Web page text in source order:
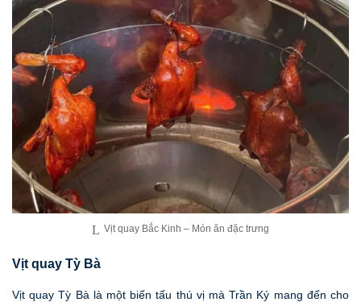
Vịt quay Bắc Kinh – Món ăn đặc trưng
Vịt quay Tỳ Bà
Vịt quay Tỳ Bà là một biến tấu thú vị mà Trần Ký mang đến cho